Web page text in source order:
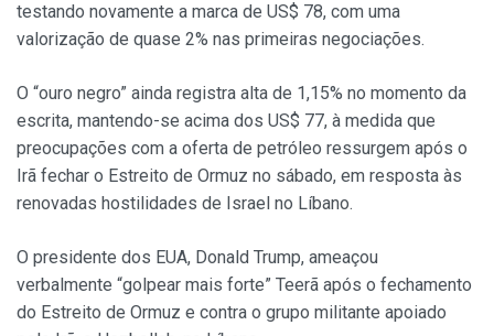
testando novamente a marca de US$ 78, com uma
valorização de quase 2% nas primeiras negociações.
O “ouro negro” ainda registra alta de 1,15% no momento da
escrita, mantendo-se acima dos US$ 77, à medida que
preocupações com a oferta de petróleo ressurgem após o
Irã fechar o Estreito de Ormuz no sábado, em resposta às
renovadas hostilidades de Israel no Líbano.
O presidente dos EUA, Donald Trump, ameaçou
verbalmente “golpear mais forte” Teerã após o fechamento
do Estreito de Ormuz e contra o grupo militante apoiado